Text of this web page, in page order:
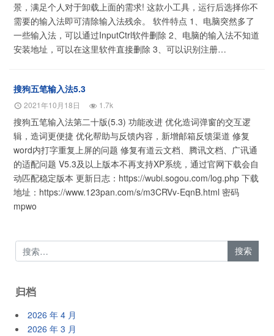
景，满足个人对于卸载上面的需求! 这款小工具，运行后选择你不
需要的输入法即可清除输入法残余。 软件特点 1、电脑突然多了
一些输入法，可以通过InputCtrl软件删除 2、电脑的输入法不知道
安装地址，可以在这里软件直接删除 3、可以识别注册…
搜狗五笔输入法5.3
2021年10月18日 1.7k
搜狗五笔输入法第二十版(5.3) 功能改进 优化造词弹窗的交互逻
辑，造词更便捷 优化帮助与反馈内容，新增邮箱反馈渠道 修复
word内打字重复上屏的问题 修复有道云文档、腾讯文档、广讯通
的适配问题 V5.3及以上版本不再支持XP系统，通过官网下载会自
动匹配稳定版本 更新日志：https://wubi.sogou.com/log.php 下载
地址：https://www.123pan.com/s/m3CRVv-EqnB.html 密码
mpwo
归档
2026 年 4 月
2026 年 3 月